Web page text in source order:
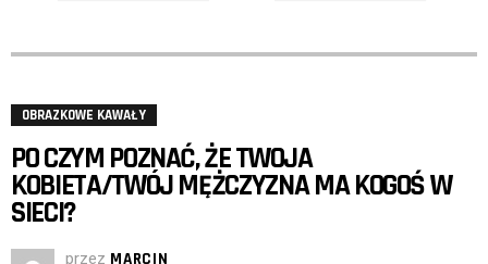
OBRAZKOWE KAWAŁY
PO CZYM POZNAĆ, ŻE TWOJA
KOBIETA/TWÓJ MĘŻCZYZNA MA KOGOŚ W
SIECI?
przez MARCIN